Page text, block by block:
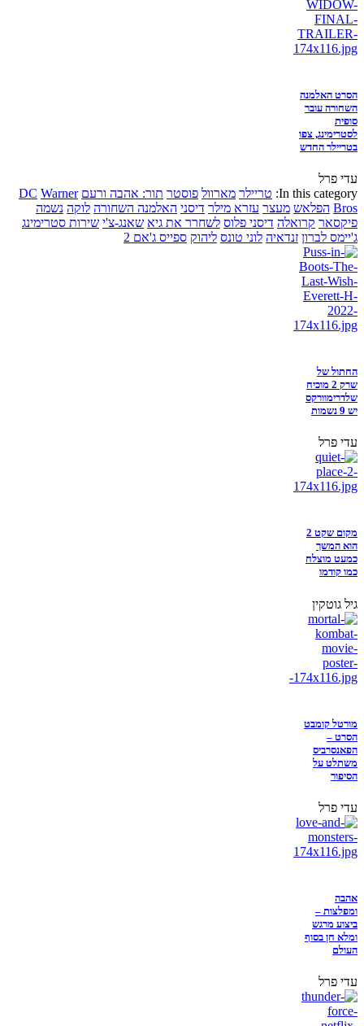
הסרט האלמנה
השחורה עובר
סופית
לסטרימינג, צפו
בטריילר החדש
עדי פרל
In this category: טריילר מארוול פוסטר תור: אהבה ורעם DC Warner
Bros הפלאש מעצר עזרא מילר דיסני האלמנה השחורה לוקה נשמה
פיקסאר קרואלה דיסני פלוס לשחרר את גיא שאנג-צ'י שירות סטרימינג
ג'יימס לברון זנדאיה לוני טונס ליהוק ספייס ג'אם 2
החתול של
שרק 2 מוכיח
שלדרימוורקס
יש 9 נשמות
עדי פרל
מקום שקט 2
הוא המשך
כמעט מוצלח
כמו קודמו
גיל גוטקין
מורטל קומבט
הסרט –
הפאנסרביס
משתלט על
הסיפור
עדי פרל
אהבה
ומפלצות –
ביצוע מרגש
ומלא חן בסוף
העולם
עדי פרל